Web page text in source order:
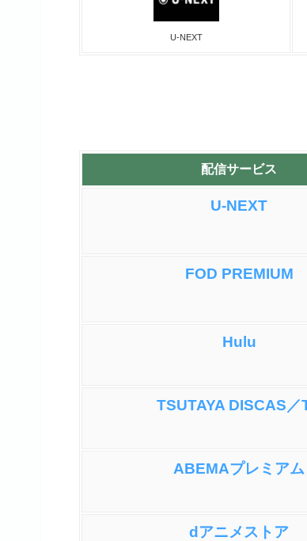
U-NEXT
配信サービス
U-NEXT
FOD PREMIUM
Hulu
TSUTAYA DISCAS／
ABEMAプレミアム
dアニメストア